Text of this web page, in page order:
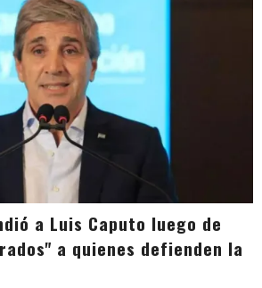
a Luis Caputo luego de
a quienes defienden la